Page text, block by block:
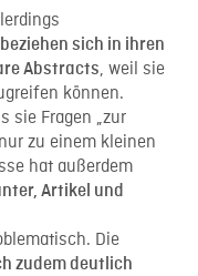
sich in ihren
Abstracts, weil sie
können.
sie Fragen „zur
zu einem kleinen
hat außerdem
Artikel und
Die
zudem deutlich